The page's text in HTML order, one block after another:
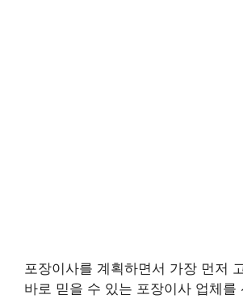
포장이사를 계획하면서 가장 먼저
바로 믿을 수 있는 포장이사 업체를